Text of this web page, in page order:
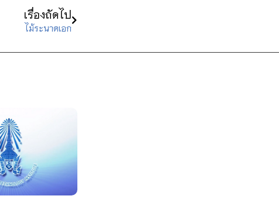
เรื่องถัดไป
ไม้ระนาดเอก